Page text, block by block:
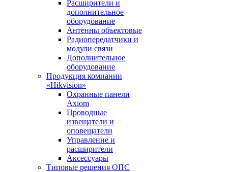
Расширители и
дополнительное
оборудование
Антенны объектовые
Радиопередатчики и
модули связи
Дополнительное
оборудование
Продукция компании
«Hikvision»
Охранные панели
Axiom
Проводные
извещатели и
оповещатели
Управление и
расширители
Аксессуары
Типовые решения ОПС